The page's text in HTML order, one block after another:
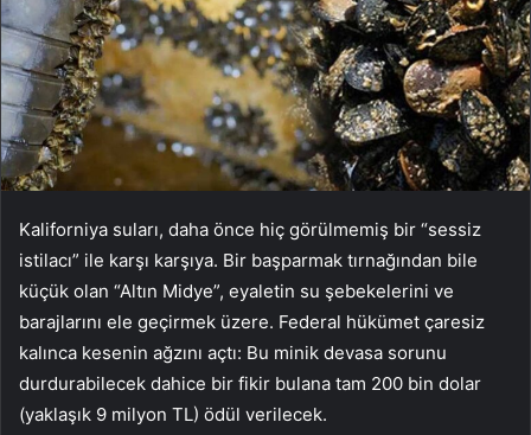
Kaliforniya suları, daha önce hiç görülmemiş bir “sessiz
istilacı” ile karşı karşıya. Bir başparmak tırnağından bile
küçük olan “Altın Midye”, eyaletin su şebekelerini ve
barajlarını ele geçirmek üzere. Federal hükümet çaresiz
kalınca kesenin ağzını açtı: Bu minik devasa sorunu
durdurabilecek dahice bir fikir bulana tam 200 bin dolar
(yaklaşık 9 milyon TL) ödül verilecek.